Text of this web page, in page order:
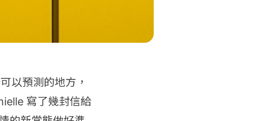
以預測的地方，
寫了幾封信給